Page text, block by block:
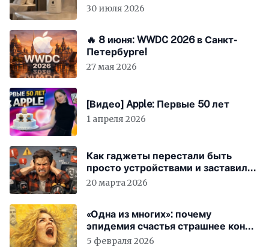
30 июля 2026
🔥 8 июня: WWDC 2026 в Санкт-
Петербурге!
27 мая 2026
[Видео] Apple: Первые 50 лет
1 апреля 2026
Как гаджеты перестали быть
просто устройствами и заставили
вас бесплатно работать
20 марта 2026
«Одна из многих»: почему
эпидемия счастья страшнее конца
света
5 февраля 2026